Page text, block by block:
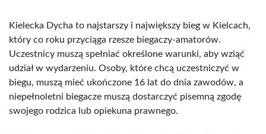
Kielecka Dycha to najstarszy i największy bieg w Kielcach,
który co roku przyciąga rzesze biegaczy-amatorów.
Uczestnicy muszą spełniać określone warunki, aby wziąć
udział w wydarzeniu. Osoby, które chcą uczestniczyć w
biegu, muszą mieć ukończone 16 lat do dnia zawodów, a
niepełnoletni biegacze muszą dostarczyć pisemną zgodę
swojego rodzica lub opiekuna prawnego.